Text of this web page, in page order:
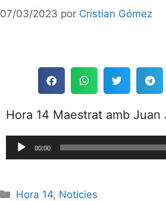
07/03/2023 por Cristian Gómez
Hora 14 Maestrat amb Juan
Reproductor
de
00:00
Hora 14, Noticies